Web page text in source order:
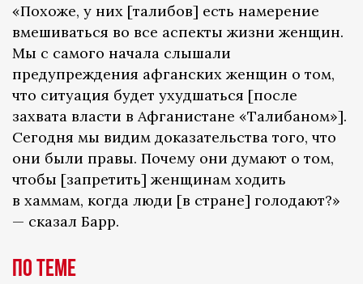
«Похоже, у них [талибов] есть намерение
вмешиваться во все аспекты жизни женщин.
Мы с самого начала слышали
предупреждения афганских женщин о том,
что ситуация будет ухудшаться [после
захвата власти в Афганистане «Талибаном»].
Сегодня мы видим доказательства того, что
они были правы. Почему они думают о том,
чтобы [запретить] женщинам ходить
в хаммам, когда люди [в стране] голодают?»
— сказал Барр.
По теме